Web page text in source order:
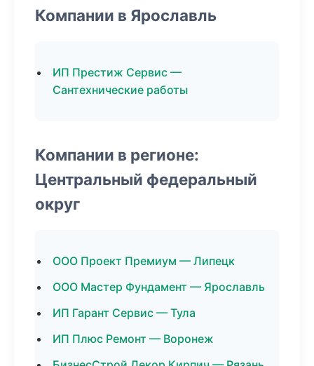
Компании в Ярославль
ИП Престиж Сервис —
Сантехнические работы
Компании в регионе:
Центральный федеральный
округ
ООО Проект Премиум — Липецк
ООО Мастер Фундамент — Ярославль
ИП Гарант Сервис — Тула
ИП Плюс Ремонт — Воронеж